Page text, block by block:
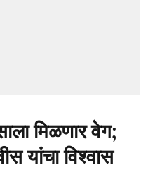
मिळणार वेग;
यांचा विश्वास